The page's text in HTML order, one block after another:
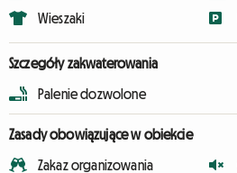
Wieszaki
Szczegóły zakwaterowania
Palenie dozwolone
Zasady obowiązujące w obiekcie
Zakaz organizowania